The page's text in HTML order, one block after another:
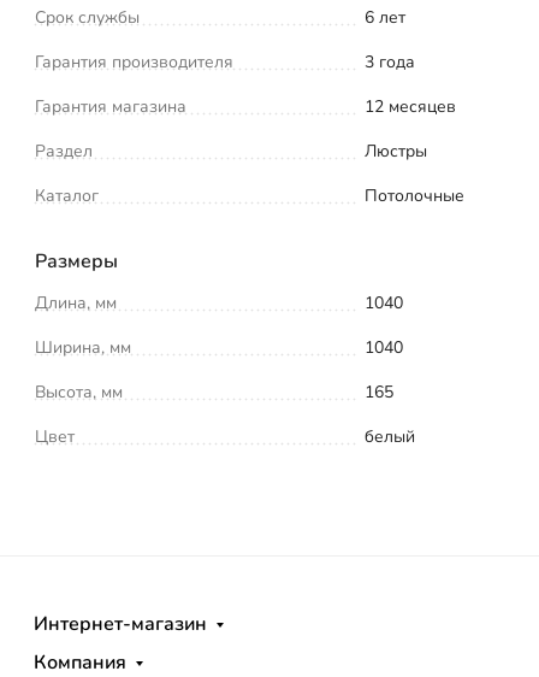
Срок службы
6 лет
Гарантия производителя
3 года
Гарантия магазина
12 месяцев
Раздел
Люстры
Каталог
Потолочные
Размеры
Длина, мм
1040
Ширина, мм
1040
Высота, мм
165
Цвет
белый
Интернет-магазин
Компания